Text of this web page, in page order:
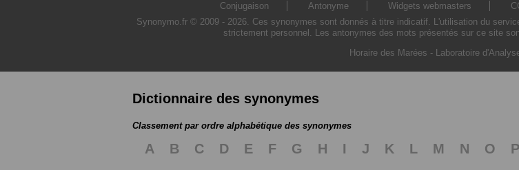
Conjugaison Antonyme Widgets webmasters
Synonymo.fr © 2009 - 2026. Ces synonymes sont donnés à titre indicatif. L'utilisation du
strictement personnel. Les antonymes des mots présentés sur ce site
Horaire des Marées - Laboratoire
Dictionnaire des synonymes
Classement par ordre alphabétique des synonymes
A B C D E F G H I J K L M N O P